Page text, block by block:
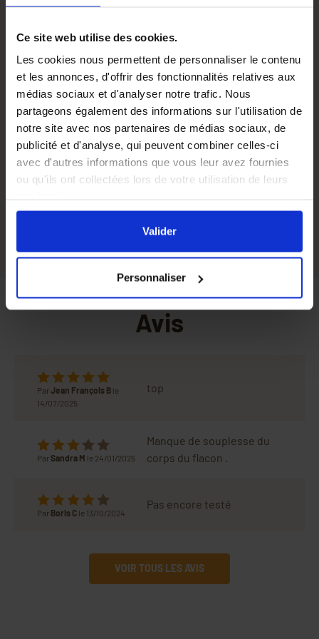
Ce site web utilise des cookies.
Les cookies nous permettent de personnaliser le contenu
et les annonces, d'offrir des fonctionnalités relatives aux
médias sociaux et d'analyser notre trafic. Nous
partageons également des informations sur l'utilisation de
notre site avec nos partenaires de médias sociaux, de
publicité et d'analyse, qui peuvent combiner celles-ci
avec d'autres informations que vous leur avez fournies
ou qu'ils ont collectées lors de votre utilisation de leurs
En cliquant sur le boutonValidervous acceptez
l'ensemble des cookies de notre site ainsi que ceux de
nos partenaires. Vous pouvez également choisir les
Valider
Personnaliser
tutoriel sur la conservation du miel
livrons toutes nos astuces : comment
et comment
cristallisation du miel
Capacité 245 ml
Contenance miel 350 g
Avis
ParJean François B le
14/07/2025
top
ParSandra M le 24/01/2025
Manque de souplesse du
corps du flacon .
Par Boris C le 13/10/2024
Pas encore testé
VOIR TOUS LES AVIS